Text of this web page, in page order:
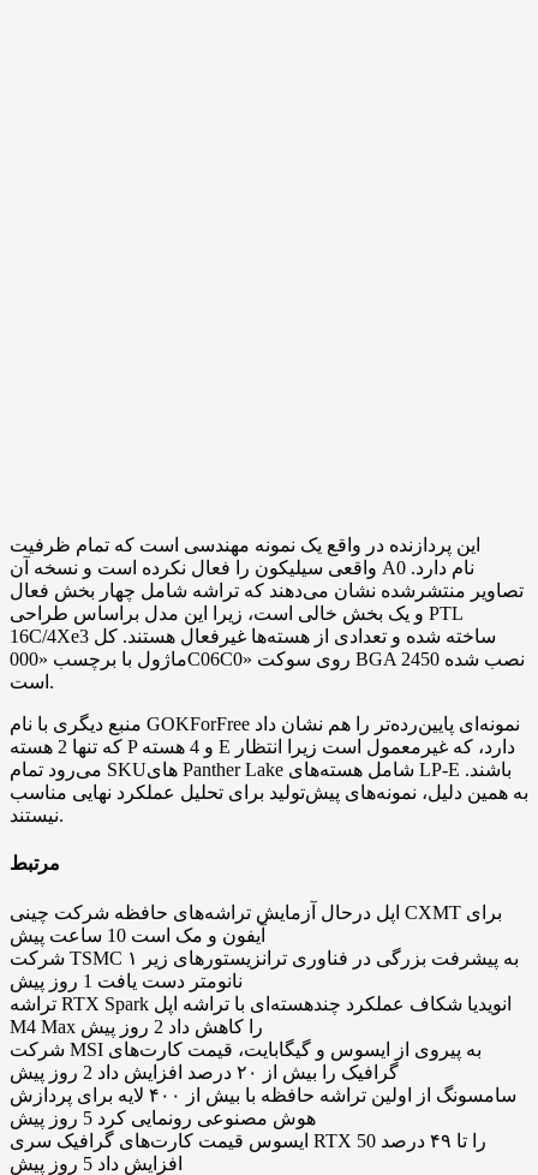
این پردازنده در واقع یک نمونه مهندسی است که تمام ظرفیت
واقعی سیلیکون را فعال نکرده است و نسخه آن A0 نام دارد.
تصاویر منتشرشده نشان می‌دهند که تراشه شامل چهار بخش فعال
و یک بخش خالی است، زیرا این مدل براساس طراحی PTL
16C/4Xe3 ساخته شده و تعدادی از هسته‌ها غیرفعال هستند. کل
ماژول با برچسب «000C06C0» روی سوکت BGA 2450 نصب شده
است.
منبع دیگری با نام GOKForFree نمونه‌ای پایین‌رده‌تر را هم نشان داد
که تنها 2 هسته P و 4 هسته E دارد، که غیرمعمول است زیرا انتظار
می‌رود تمام SKUهای Panther Lake شامل هسته‌های LP-E باشند.
به همین دلیل، نمونه‌های پیش‌تولید برای تحلیل عملکرد نهایی مناسب
نیستند.
مرتبط
اپل درحال آزمایش تراشه‌های حافظه شرکت چینی CXMT برای
آیفون و مک است 10 ساعت پیش
شرکت TSMC به پیشرفت بزرگی در فناوری ترانزیستورهای زیر ۱
نانومتر دست یافت 1 روز پیش
تراشه RTX Spark انویدیا شکاف عملکرد چندهسته‌ای با تراشه اپل
M4 Max را کاهش داد 2 روز پیش
شرکت MSI به پیروی از ایسوس و گیگابایت، قیمت کارت‌های
گرافیک را بیش از ۲۰ درصد افزایش داد
2 روز پیش
سامسونگ از اولین تراشه حافظه با بیش از ۴۰۰ لایه برای پردازش
هوش مصنوعی رونمایی کرد 5 روز پیش
ایسوس قیمت کارت‌های گرافیک سری RTX 50 را تا ۴۹ درصد
افزایش داد 5 روز پیش